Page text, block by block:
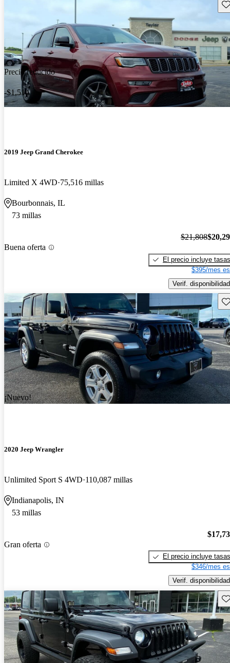
Precio reducido
-$1,514
2019 Jeep Grand Cherokee
Limited X 4WD 75,516 millas
Bourbonnais, IL
73 millas
Buena oferta
$21,808
El precio incluye tasas
$395/mes
Verif. disponibilidad
¡Nuevo!
2020 Jeep Wrangler
Unlimited Sport S 4WD 110,087 millas
Indianapolis, IN
53 millas
Gran oferta
El precio incluye tasas
$346/mes
Verif. disponibilidad